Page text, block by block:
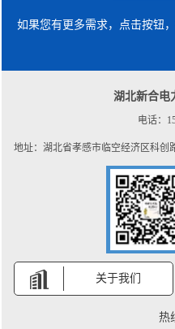
如果您有更多需求，点击按钮
湖北新合电
电话：
地址：湖北省孝感市临空经济区科创
关于我们
热